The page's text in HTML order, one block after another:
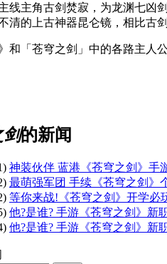
线主角古剑焚寂，为龙渊七
清的上古神器昆仑镜，相比古
和「苍穹之剑」中的各路主人
剑的新闻
神装伙伴 蓝港《苍穹之剑》手
最萌强军团 手续《苍穹之剑》
等你来战!《苍穹之剑》开学必
他?是谁? 手游《苍穹之剑》新
他?是谁? 手游《苍穹之剑》新